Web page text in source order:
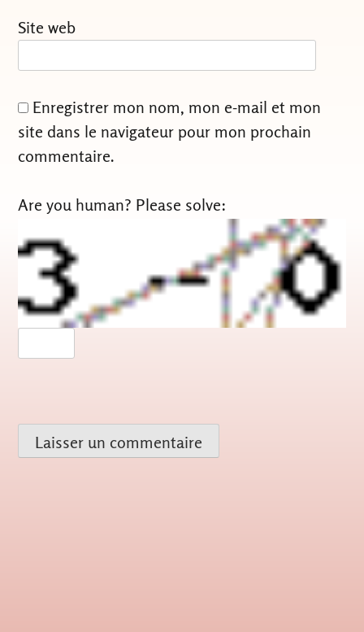
Site web
Enregistrer mon nom, mon e-mail et mon
site dans le navigateur pour mon prochain
commentaire.
Are you human? Please solve: